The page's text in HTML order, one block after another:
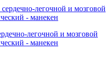
легочной и мозговой
- манекен